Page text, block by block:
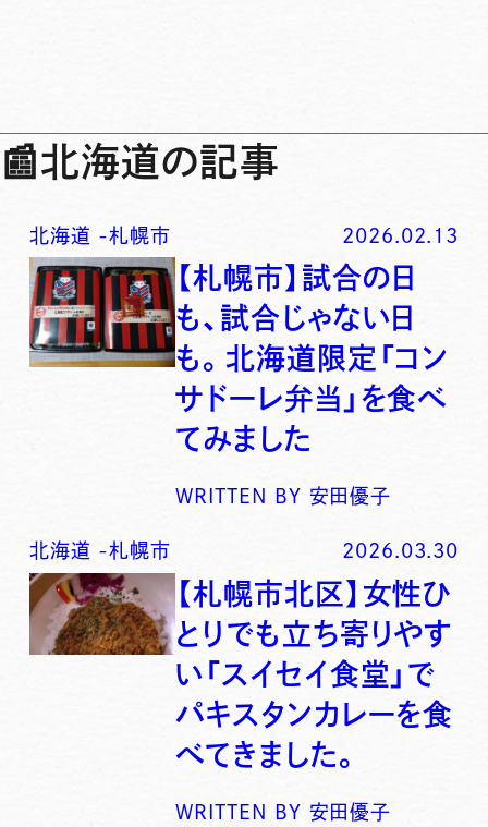
📰北海道の記事
北海道 -札幌市 2026.02.13
【札幌市】試合の日
も、試合じゃない日
も。北海道限定「コン
サドーレ弁当」を食べ
てみました
WRITTEN BY 安田優子
北海道 -札幌市 2026.03.30
【札幌市北区】女性ひ
とりでも立ち寄りやす
い「スイセイ食堂」で
パキスタンカレーを食
べてきました。
WRITTEN BY 安田優子